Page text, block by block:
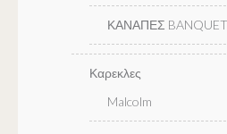
ΚΑΝΑΠΕΣ
Καρεκλες
Malcolm